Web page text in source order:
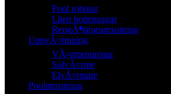
Pool robotar
Liten bottensugar
RengÃ¶ringsutrustning
UppvÃ¤rmning
VÃ¤rmepumpar
SolvÃ¤rme
ElvÃ¤rmare
Poolutrustning